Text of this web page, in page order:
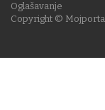
Copyright ©
Oglašavanje